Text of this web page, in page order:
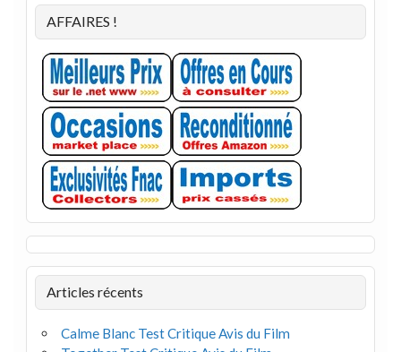
AFFAIRES !
Articles récents
Calme Blanc Test Critique Avis du Film